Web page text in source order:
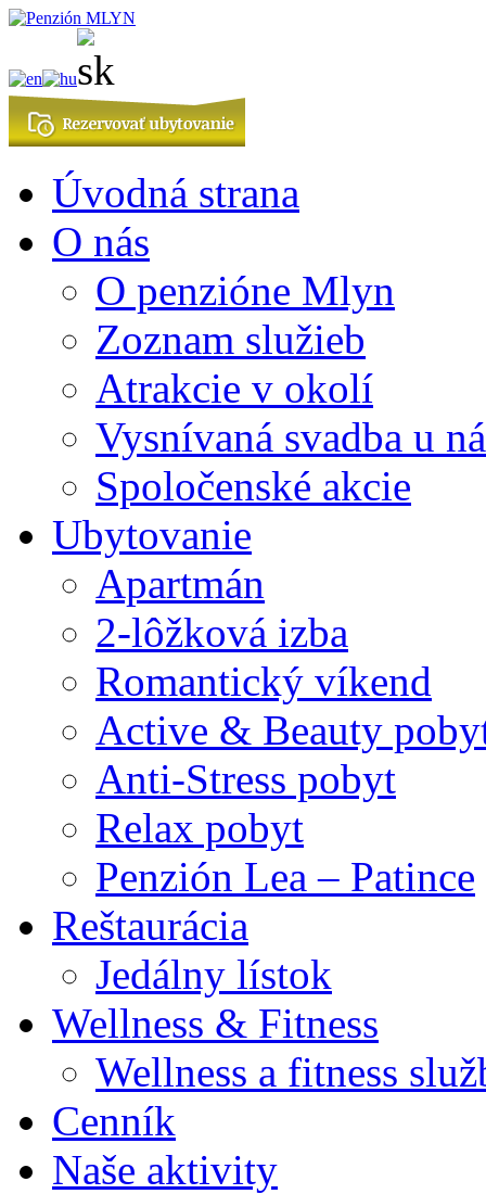
Úvodná strana
O nás
O penzióne Mlyn
Zoznam služieb
Atrakcie v okolí
Vysnívaná svadba u
Spoločenské akcie
Ubytovanie
Apartmán
2-lôžková izba
Romantický víkend
Active & Beauty
Anti-Stress pobyt
Relax pobyt
Penzión Lea – Patince
Reštaurácia
Jedálny lístok
Wellness & Fitness
Wellness a fitness
Cenník
Naše aktivity